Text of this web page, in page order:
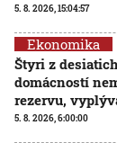
5. 8. 2026, 15:04:57
Ekonomika
Štyri z
domácností
rezervu,
5. 8. 2026, 6:00:00